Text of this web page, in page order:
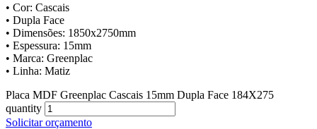
• Cor: Cascais
• Dupla Face
• Dimensões: 1850x2750mm
• Espessura: 15mm
• Marca: Greenplac
• Linha: Matiz
Placa MDF Greenplac Cascais 15mm Dupla Face 184X275
quantity
Solicitar orçamento